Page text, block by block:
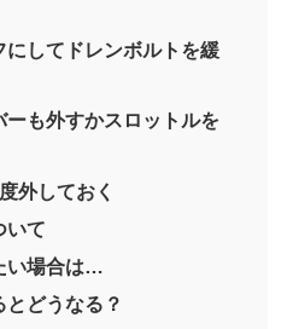
にしてドレンボルトを緩
も外すかスロットルを
外しておく
いて
い場合は…
とどうなる？